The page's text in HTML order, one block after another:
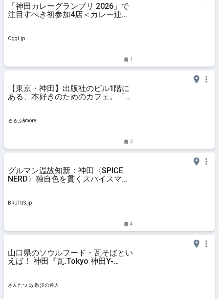
「神田カレーグランプリ 2026」で
注目すべき初参加4店＜カレー連載
Oggi.jp
1
【東京・神田】出版社のビル1階に
ある、本好きのためのカフェ。「サ
るるぶ&more.
3
グルマン温故知新：神田〈SPICE
NERD〉独自色を貫くスパイスマニ
BRUTUS.jp
4
山口県のソウルフード・瓦そばとい
えば！ 神田『瓦.Tokyo 神田Y-
人
さんたつ by 散歩の達人